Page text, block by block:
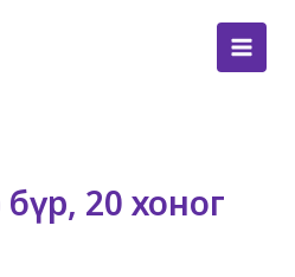
бүр, 20 хоног